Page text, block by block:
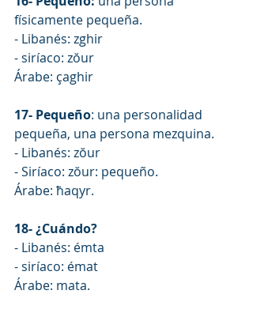
físicamente pequeña.
- Libanés: zghir
- siríaco: zŏur
Árabe: çaghir
17- Pequeño: una personalidad
pequeña, una persona mezquina.
- Libanés: zŏur
- Siríaco: zŏur: pequeño.
Árabe: ħaqyr.
18- ¿Cuándo?
- Libanés: émta
- siríaco: émat
Árabe: mata.